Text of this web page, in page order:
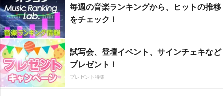
毎週の音楽ランキングから、ヒットの推移
をチェック！
試写会、登壇イベント、サインチェキなど
プレゼント！
プレゼント特集